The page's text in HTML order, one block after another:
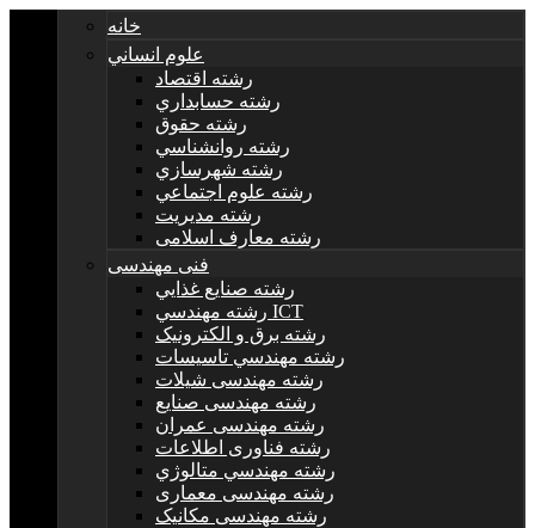
خانه
علوم انساني
رشته اقتصاد
رشته حسابداري
رشته حقوق
رشته روانشناسي
رشته شهرسازي
رشته علوم اجتماعي
رشته مديريت
رشته معارف اسلامی
فنی مهندسی
رشته صنايع غذايي
رشته مهندسي ICT
رشته برق و الکترونيک
رشته مهندسي تاسيسات
رشته مهندسی شیلات
رشته مهندسی صنایع
رشته مهندسی عمران
رشته فناوری اطلاعات
رشته مهندسي متالوژي
رشته مهندسی معماری
رشته مهندسی مکانیک